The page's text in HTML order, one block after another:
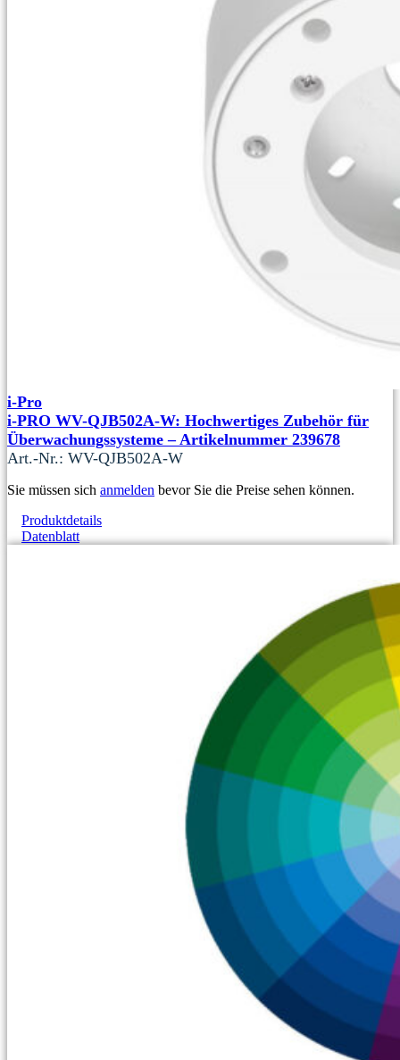
i-Pro
i-PRO WV-QJB502A-W: Hochwertiges Zubehör für
Überwachungssysteme – Artikelnummer 239678
Art.-Nr.: WV-QJB502A-W
Sie müssen sich anmelden bevor Sie die Preise sehen können.
Produktdetails
Datenblatt